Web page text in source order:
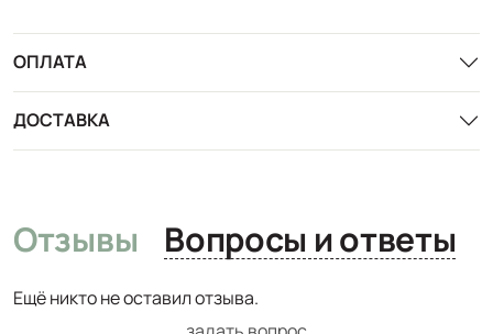
ОПЛАТА
ДОСТАВКА
Отзывы Вопросы и ответы
Ещё никто не оставил отзыва.